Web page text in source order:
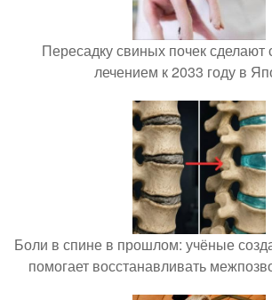
Пересадку свиных почек сделают
лечением к 2033 году в
Боли в спине в прошлом: учёные
помогает восстанавливать